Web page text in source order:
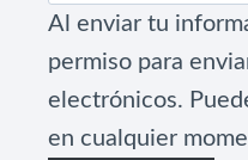
Al enviar tu
permiso para
electrónicos.
en cualquier